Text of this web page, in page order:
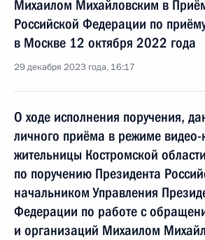
Михаилом Михайловским в
Российской Федерации по
в Москве 12 октября 2022 года
29 декабря 2023 года, 16:17
О ходе исполнения поручения,
личного приёма в режиме
жительницы Костромской
по поручению Президента
начальником Управления
Федерации по работе с
и организаций Михаилом